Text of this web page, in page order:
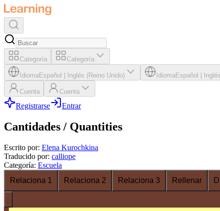
Categoría Categoría
IdiomaEspañol Inglés (Reino Unido) IdiomaEspañol
Cuenta Cuenta
Registrarse Entrar
Cantidades / Quantities
Escrito por: Elena Kurochkina
Traducido por: calliope
Categoría: Escuela
Relaciona 1
Relaciona 2 Relaciona 3 Rellenar